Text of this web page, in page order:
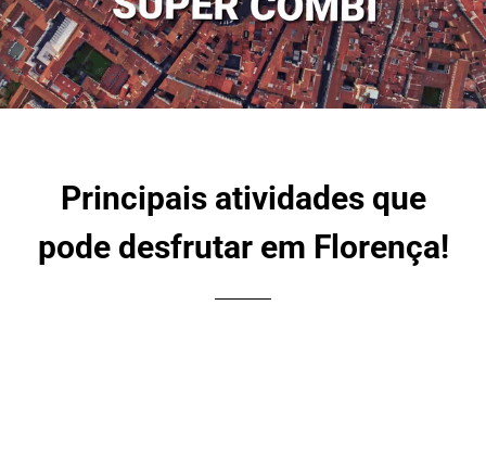
Principais atividades que
pode desfrutar em Florença!